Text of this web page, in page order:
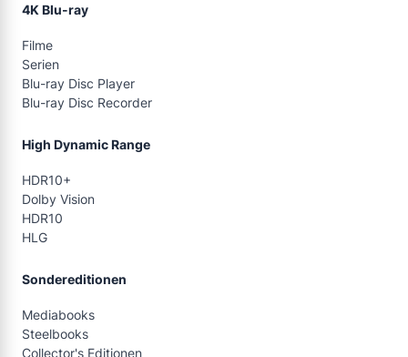
4K Blu-ray
Filme
Serien
Blu-ray Disc Player
Blu-ray Disc Recorder
High Dynamic Range
HDR10+
Dolby Vision
HDR10
HLG
Sondereditionen
Mediabooks
Steelbooks
Collector's Editionen